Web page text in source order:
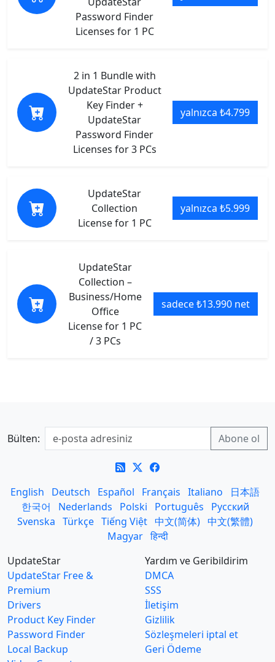
Password Finder
Licenses for 1 PC
2 in 1 Bundle with
UpdateStar Product
Key Finder +
UpdateStar
Password Finder
Licenses for 3 PCs
yalnızca ₺4.799
UpdateStar
Collection
License for 1 PC
yalnızca ₺5.999
UpdateStar
Collection –
Business/Home
Office
License for 1 PC
/ 3 PCs
sadece ₺13.990 net
Bülten:
English Deutsch Español Français Italiano
日本語
한국어
Nederlands Polski Português
Русский
Svenska Türkçe Tiếng Việt 中文(简体) 中文(繁體)
Magyar हिन्दी
UpdateStar
UpdateStar Free &
Premium
Drivers
Product Key Finder
Password Finder
Local Backup
Yardım ve Geribildirim
DMCA
SSS
İletişim
Gizlilik
Sözleşmeleri iptal et
Geri Ödeme